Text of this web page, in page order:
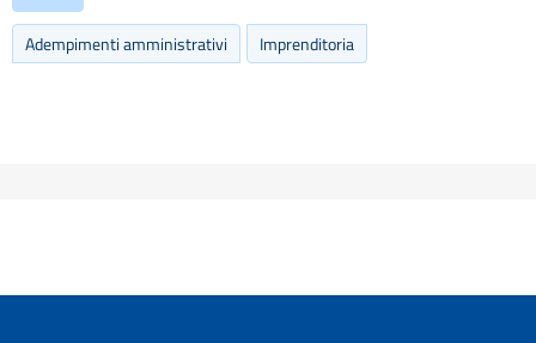
Adempimenti amministrativi Imprenditoria